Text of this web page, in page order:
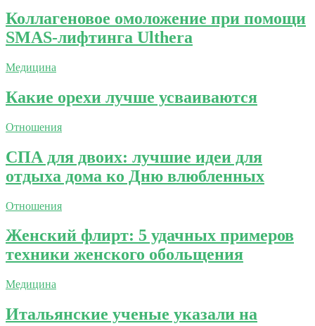
Коллагеновое омоложение при помощи
SMAS-лифтинга Ulthera
Медицина
Какие орехи лучше усваиваются
Отношения
СПА для двоих: лучшие идеи для
отдыха дома ко Дню влюбленных
Отношения
Женский флирт: 5 удачных примеров
техники женского обольщения
Медицина
Итальянские ученые указали на